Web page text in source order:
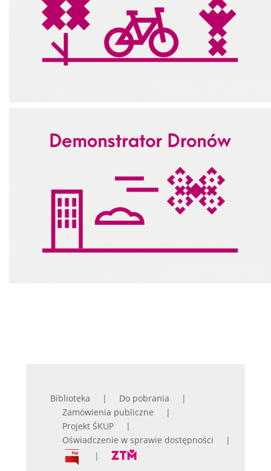
Biblioteka
Do pobrania
Zamówienia publiczne
Projekt ŚKUP
Oświadczenie w sprawie dostępności